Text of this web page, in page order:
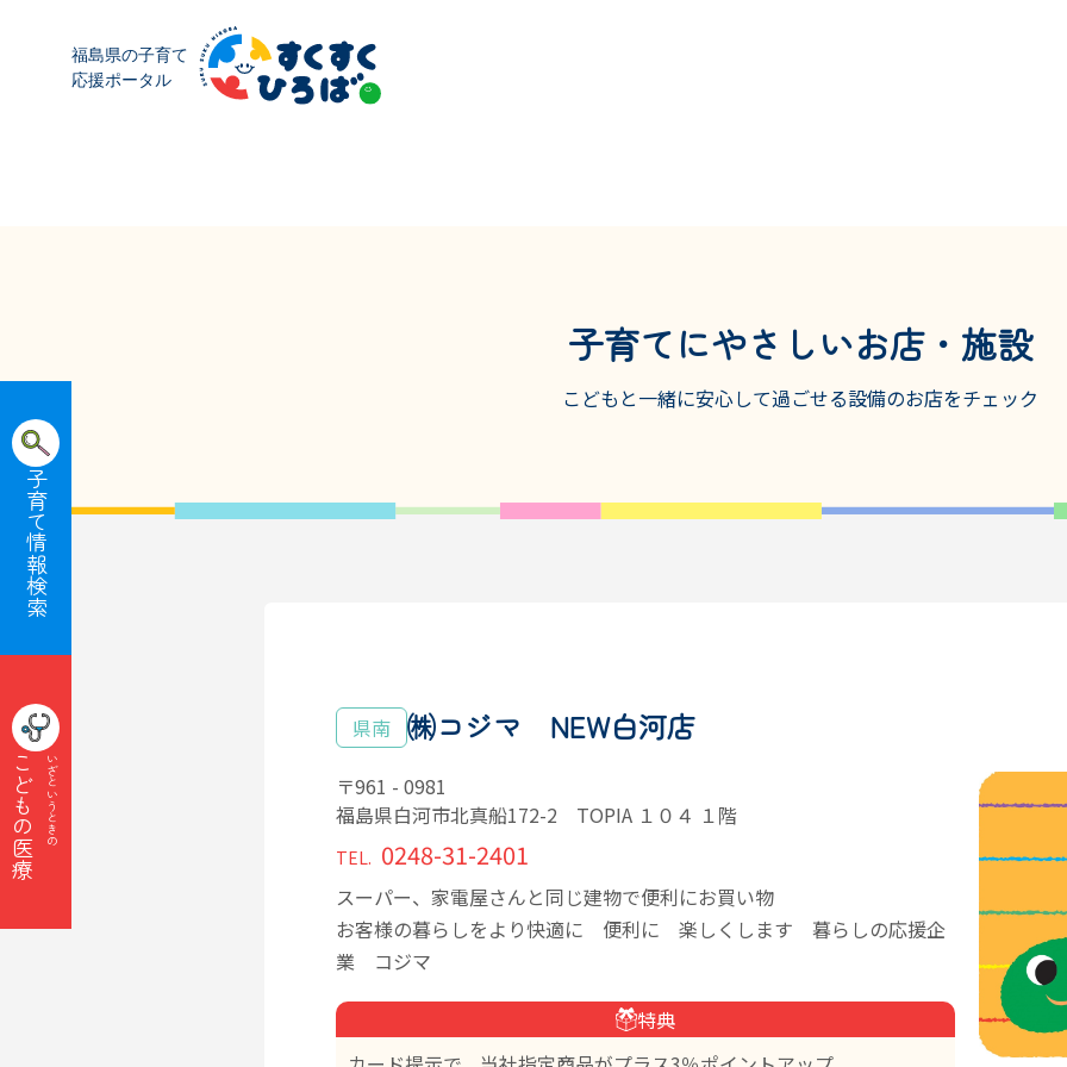
子育て情報検索
いざというときの
こどもの医療
子育てにやさしいお店・施設
こどもと一緒に安心して過ごせる設備のお店をチェック
県南 ㈱コジマ NEW白河店
〒961 - 0981
福島県白河市北真船172-2 TOPIA １０４ １階
TEL. 0248-31-2401
スーパー、家電屋さんと同じ建物で便利にお買い物
お客様の暮らしをより快適に 便利に 楽しくします 暮らしの応援企
業 コジマ
特典